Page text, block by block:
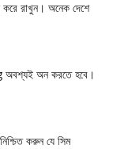
রাখুন। অনেক দেশে
অবশ্যই অন করতে হবে।
করুন যে সিম